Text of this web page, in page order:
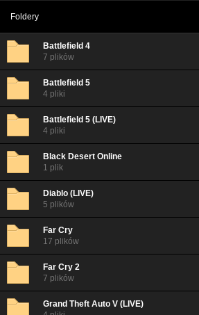
Foldery
Battlefield 4
7 plików
Battlefield 5
4 pliki
Battlefield 5 (LIVE)
4 pliki
Black Desert Online
1 plik
Diablo (LIVE)
5 plików
Far Cry
17 plików
Far Cry 2
7 plików
Grand Theft Auto V (LIVE)